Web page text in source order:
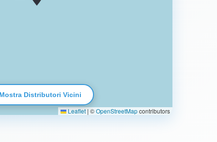
Leaflet | ©OpenStreetMapcontributors
Mostra Distributori Vicini